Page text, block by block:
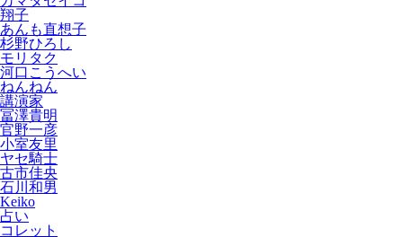
翔子
あんも直想子
杉野ひろし
モリタク
河口こうへい
ねんねん
講演家
冨澤貴明
官野一彦
小室友里
ヤセ騎士
古市佳央
石川和男
Keiko
占い
コレット